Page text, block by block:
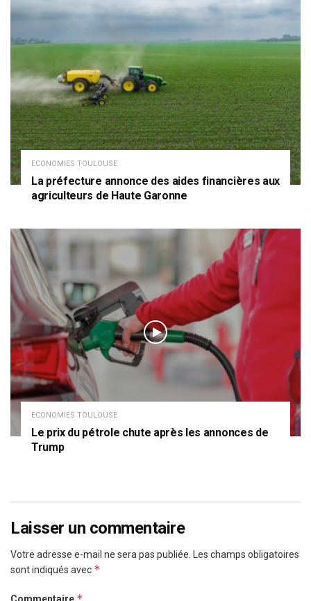
ECONOMIES TOULOUSE
La préfecture annonce des aides financières aux
agriculteurs de Haute Garonne
ECONOMIES TOULOUSE
Le prix du pétrole chute après les annonces de
Trump
Laisser un commentaire
Votre adresse e-mail ne sera pas publiée.
Les champs obligatoires
sont indiqués avec *